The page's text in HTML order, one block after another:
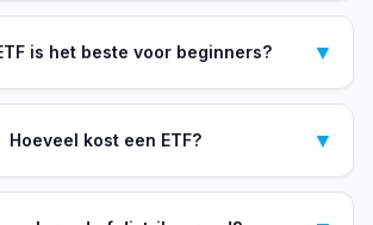
is het beste voor beginners? ▼
Hoeveel kost een ETF? ▼